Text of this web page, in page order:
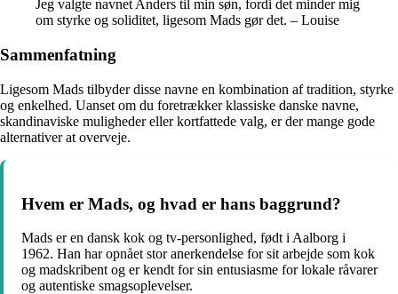
Jeg valgte navnet Anders til min søn, fordi det minder mig
om styrke og soliditet, ligesom Mads gør det. – Louise
Sammenfatning
Ligesom Mads tilbyder disse navne en kombination af tradition, styrke
og enkelhed. Uanset om du foretrækker klassiske danske navne,
skandinaviske muligheder eller kortfattede valg, er der mange gode
alternativer at overveje.
Hvem er Mads, og hvad er hans baggrund?
Mads er en dansk kok og tv-personlighed, født i Aalborg i
1962. Han har opnået stor anerkendelse for sit arbejde som kok
og madskribent og er kendt for sin entusiasme for lokale råvarer
og autentiske smagsoplevelser.